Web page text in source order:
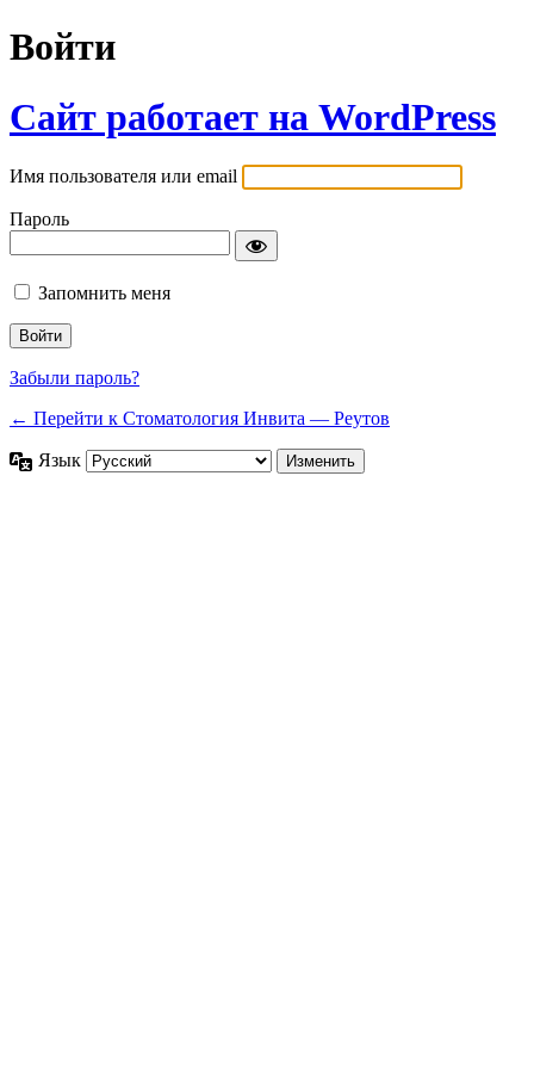
Войти
Сайт работает на WordPress
Имя пользователя или email
Пароль
Запомнить меня
Забыли пароль?
← Перейти к Стоматология Инвита — Реутов
Язык